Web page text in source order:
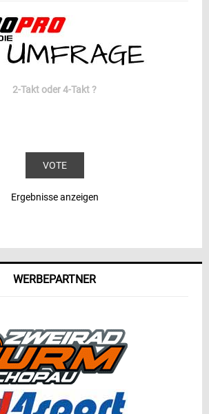
2-Takt oder 4-Takt ?
Ergebnisse anzeigen
WERBEPARTNER